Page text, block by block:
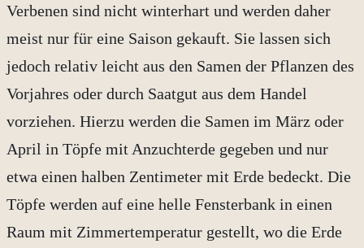
Verbenen sind nicht winterhart und werden daher
meist nur für eine Saison gekauft. Sie lassen sich
jedoch relativ leicht aus den Samen der Pflanzen des
Vorjahres oder durch Saatgut aus dem Handel
vorziehen. Hierzu werden die Samen im März oder
April in Töpfe mit Anzuchterde gegeben und nur
etwa einen halben Zentimeter mit Erde bedeckt. Die
Töpfe werden auf eine helle Fensterbank in einen
Raum mit Zimmertemperatur gestellt, wo die Erde